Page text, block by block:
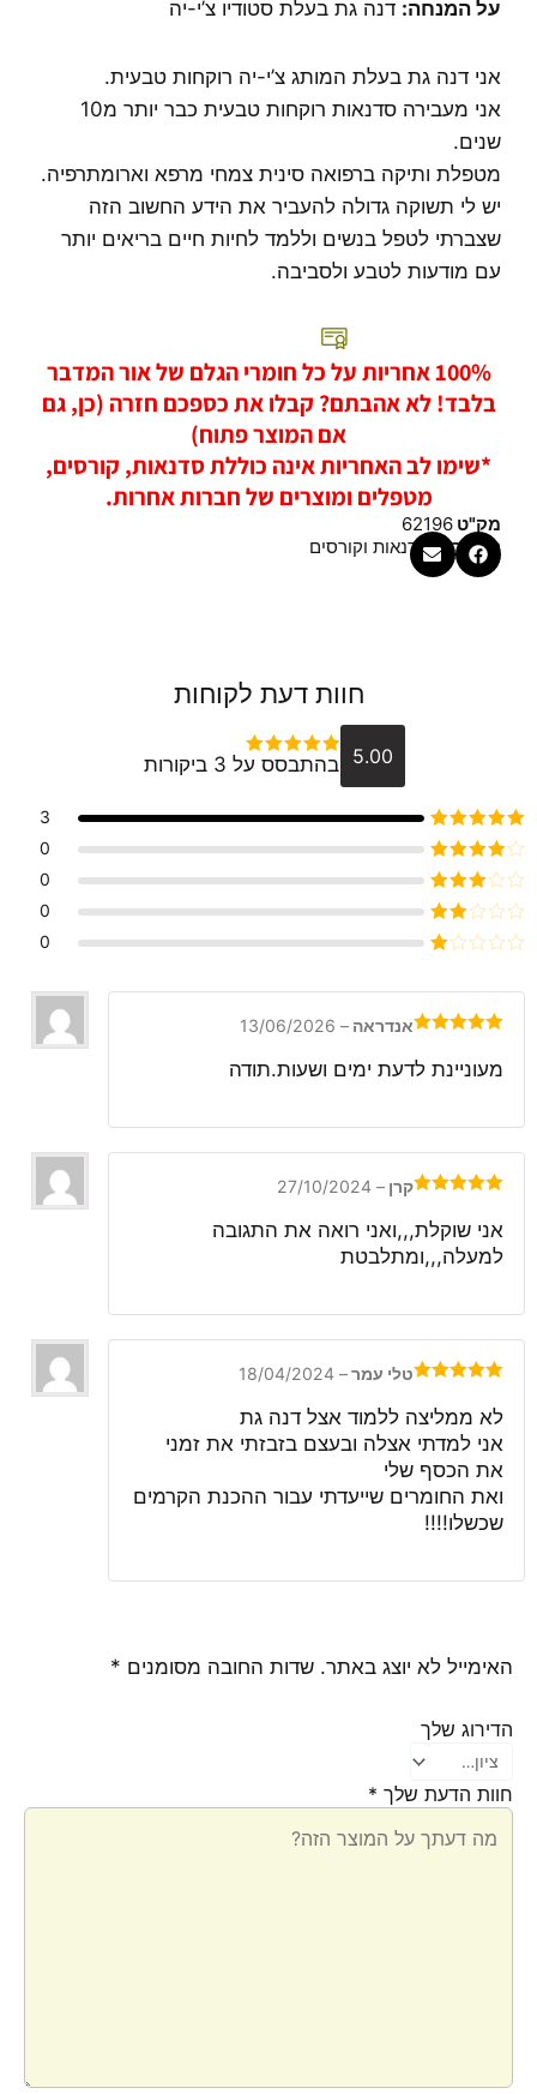
על המנחה: דנה גת בעלת סטודיו צ’י-יה
אני דנה גת בעלת המותג צ’י-יה רוקחות טבעית.
אני מעבירה סדנאות רוקחות טבעית כבר יותר מ10
שנים.
מטפלת ותיקה ברפואה סינית צמחי מרפא וארומתרפיה.
יש לי תשוקה גדולה להעביר את הידע החשוב הזה
שצברתי לטפל בנשים וללמד לחיות חיים בריאים יותר
עם מודעות לטבע ולסביבה.
100% אחריות על כל חומרי הגלם של אור המדבר
בלבד! לא אהבתם? קבלו את כספכם חזרה (כן, גם
אם המוצר פתוח)
*שימו לב האחריות אינה כוללת סדנאות, קורסים,
מטפלים ומוצרים של חברות אחרות.
מק"ט 62196
קטגוריה סדנאות וקורסים
חוות דעת לקוחות
5.00 דורג 5מתוך 5
בהתבסס על 3 ביקורות
דורג5מתוך 5
3
דורג4
מתוך 5
0
דורג3
מתוך 5
0
דורג
2
0
5
0
5
אנדראה –
13/06/2026
מעוניינת לדעת ימים ושעות.תודה
5
קרן –
27/10/2024
אני שוקלת,,,ואני רואה את התגובה
למעלה,,,ומתלבטת
5
טלי עמר–
18/04/2024
לא ממליצה ללמוד אצל דנה גת
אני למדתי אצלה ובעצם בזבזתי את זמני
את הכסף שלי
ואת החומרים שייעדתי עבור ההכנת הקרמים
שכשלו!!!!
האימייל לא יוצג באתר. שדות החובה מסומנים *
הדירוג שלך
חוות הדעת שלך *